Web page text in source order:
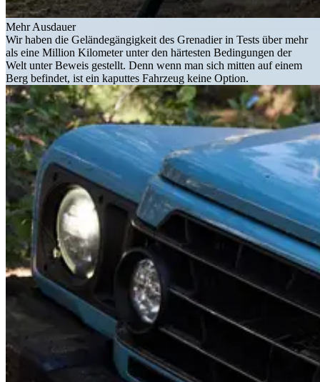
Mehr Ausdauer
Wir haben die Geländegängigkeit des Grenadier in Tests über mehr
als eine Million Kilometer unter den härtesten Bedingungen der
Welt unter Beweis gestellt. Denn wenn man sich mitten auf einem
Berg befindet, ist ein kaputtes Fahrzeug keine Option.